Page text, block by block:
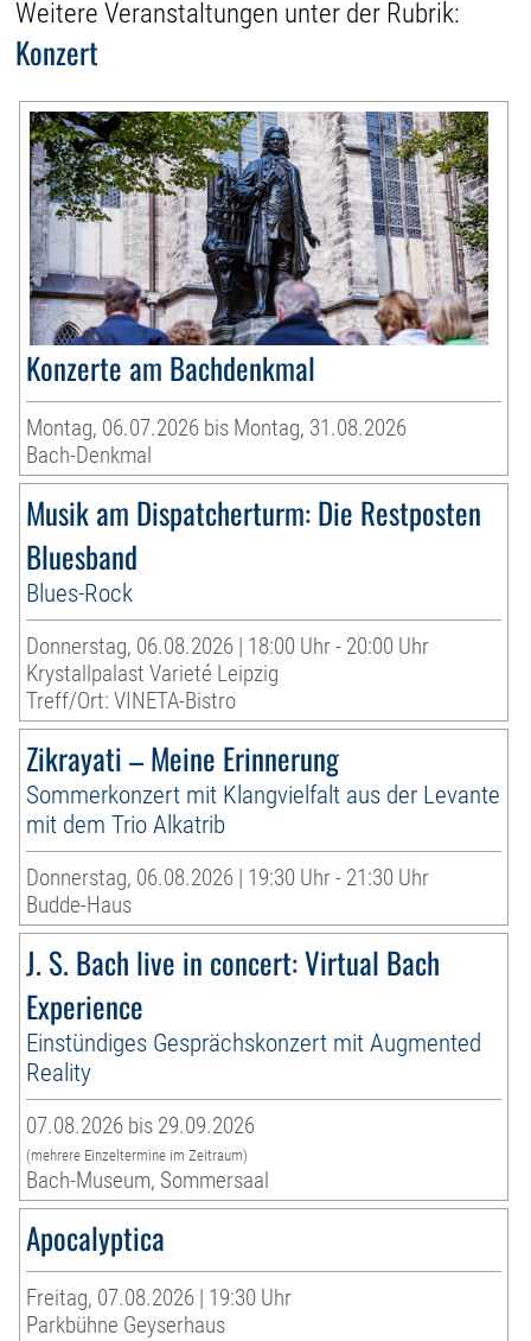
Weitere Veranstaltungen unter der Rubrik:
Konzert
Konzerte am Bachdenkmal
Montag, 06.07.2026 bis Montag, 31.08.2026
Bach-Denkmal
Musik am Dispatcherturm: Die Restposten
Bluesband
Blues-Rock
Donnerstag, 06.08.2026 | 18:00 Uhr - 20:00 Uhr
Krystallpalast Varieté Leipzig
Treff/Ort: VINETA-Bistro
Zikrayati – Meine Erinnerung
Sommerkonzert mit Klangvielfalt aus der Levante
mit dem Trio Alkatrib
Donnerstag, 06.08.2026 | 19:30 Uhr - 21:30 Uhr
Budde-Haus
J. S. Bach live in concert: Virtual Bach
Experience
Einstündiges Gesprächskonzert mit Augmented
Reality
07.08.2026 bis 29.09.2026
(mehrere Einzeltermine im Zeitraum)
Bach-Museum, Sommersaal
Apocalyptica
Freitag, 07.08.2026 | 19:30 Uhr
Parkbühne Geyserhaus